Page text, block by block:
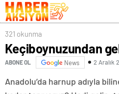
321 okunma
Keçiboynuzundan
ABONE OL News 2 Aralık
Anadolu’da harnup adıyla